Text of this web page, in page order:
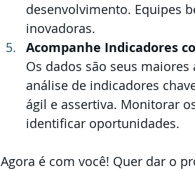
desenvolvimento. Equipes
inovadoras.
Acompanhe Indicadores
Os dados são seus
análise de indicadores
ágil e assertiva. Monitorar
identificar oportunidades.
Agora é com você! Quer dar o